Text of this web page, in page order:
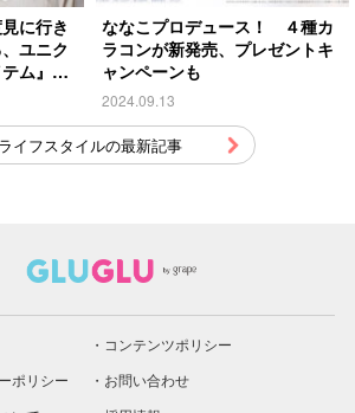
に行き
ユニク
ム』が
ななこプロデュース！ ４種カ
ラコンが新発売、プレゼントキ
ャンペーンも
2024.09.13
ライフスタイルの最新記事
コンテンツポリシー
ポリシー
お問い合わせ